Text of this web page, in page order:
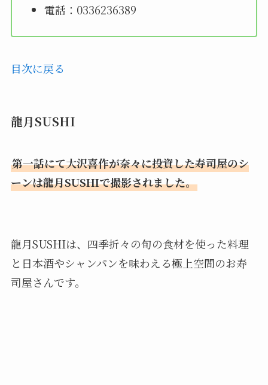
電話：0336236389
目次に戻る
龍月SUSHI
第一話にて大沢喜作が奈々に投資した寿司屋のシ
ーンは龍月SUSHIで撮影されました。
龍月SUSHIは、四季折々の旬の食材を使った料理
と日本酒やシャンパンを味わえる極上空間のお寿
司屋さんです。